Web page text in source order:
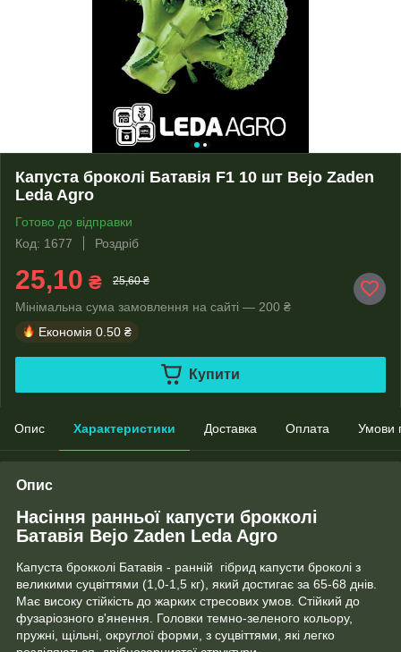
Капуста броколі Батавія F1 10 шт Bejo Zaden
Leda Agro
Готово до відправки
Код: 1677
Роздріб
25,10 ₴ 25,60 ₴
Мінімальна сума замовлення на сайті — 200 ₴
Економія 0.50 ₴
Купити
Опис Характеристики Доставка Оплата Умови
Опис
Насіння ранньої капусти брокколі
Батавія Bejo Zaden Leda Agro
Капуста брокколі Батавія - ранній гібрид капусти броколі з
великими суцвіттями (1,0-1,5 кг), який достигає за 65-68 днів.
Має високу стійкість до жарких стресових умов. Стійкий до
фузаріозного в'янення. Головки темно-зеленого кольору,
пружні, щільні, округлої форми, з суцвіттями, які легко